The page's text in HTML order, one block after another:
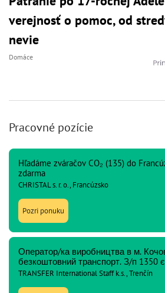
verejnosť o pomoc, od
nevie
Domáce
Pracovné pozície
Hľadáme zváračov CO₂ (135) do
zdarma
CHRISTAL s. r. o., Francúzsko
Pozri ponuku
Оператор/ка виробництва в м.
безкоштовний транспорт. З/п 1350
TRANSFER International Staff k.s., Trenčín